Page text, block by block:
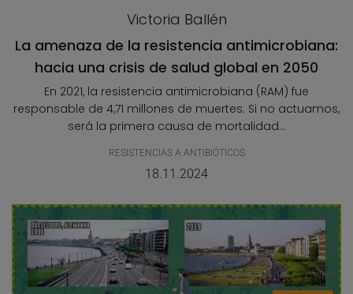
Victoria Ballén
La amenaza de la resistencia antimicrobiana:
hacia una crisis de salud global en 2050
En 2021, la resistencia antimicrobiana (RAM) fue
responsable de 4,71 millones de muertes. Si no actuamos,
será la primera causa de mortalidad...
RESISTENCIAS A ANTIBIÓTICOS
18.11.2024